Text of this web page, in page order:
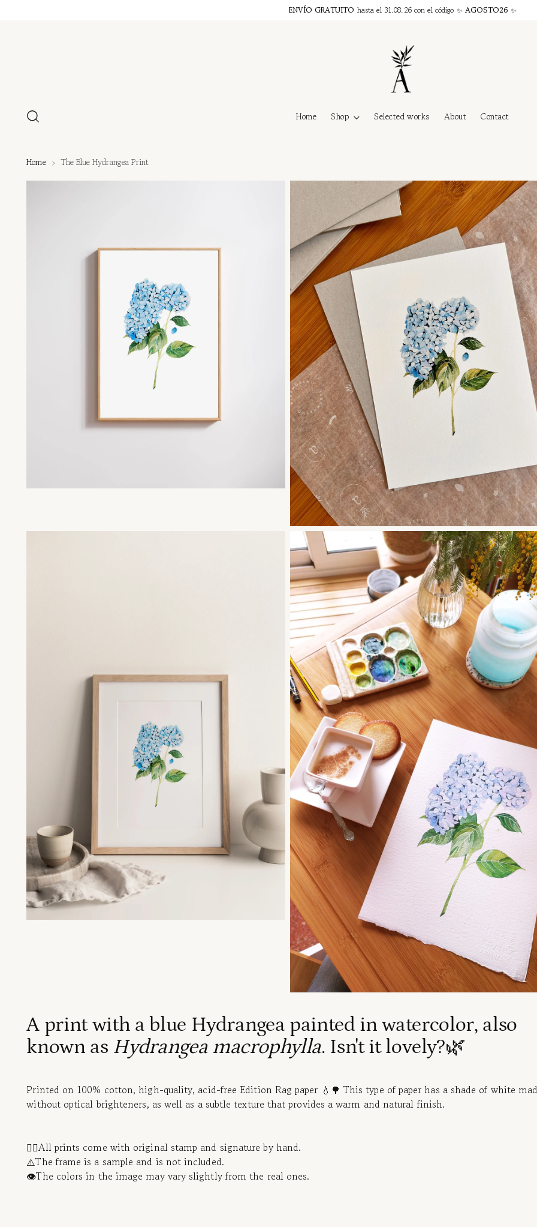
ENVÍO GRATUITO hasta el 31.08.26 con el código ✨ AGOSTO26 ✨
Home Shop Selected works About Contact
Home The Blue Hydrangea Print
A print with a blue Hydrangea painted in watercolor, also
known as Hydrangea macrophylla. Isn't it lovely?🌿
Printed on 100% cotton, high-quality, acid-free Edition Rag paper 💧🌳 This type of paper has a shade of white
without optical brighteners, as well as a subtle texture that provides a warm and natural finish.
✍🏻All prints come with original stamp and signature by hand.
⚠️The frame is a sample and is not included.
👁️The colors in the image may vary slightly from the real ones.